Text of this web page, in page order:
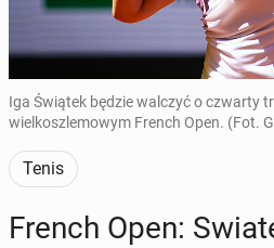
Iga Świątek będzie walczyć o czwarty
wielkoszlemowym French Open. (Fot.
Tenis
French Open: